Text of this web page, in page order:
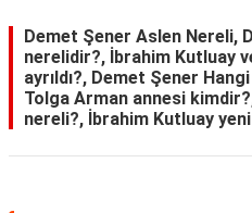
Demet Şener Aslen Nereli,
nerelidir?, İbrahim Kutluay
ayrıldı?, Demet Şener
Tolga Arman annesi
nereli?, İbrahim Kutluay